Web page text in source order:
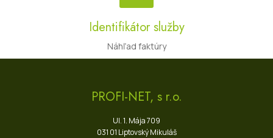
Identifikátor služby
Náhľad faktúry
PROFI-NET, s r.o.
Ul. 1. Mája 709
031 01 Liptovský Mikuláš